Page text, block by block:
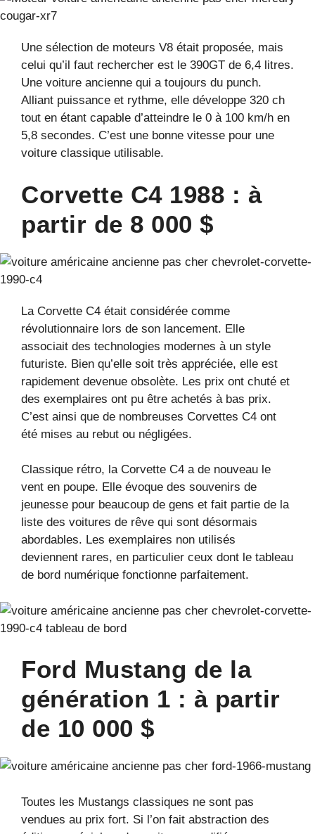
Une sélection de moteurs V8 était proposée, mais
celui qu’il faut rechercher est le 390GT de 6,4 litres.
Une voiture ancienne qui a toujours du punch.
Alliant puissance et rythme, elle développe 320 ch
tout en étant capable d’atteindre le 0 à 100 km/h en
5,8 secondes. C’est une bonne vitesse pour une
voiture classique utilisable.
Corvette C4 1988 : à
partir de 8 000 $
La Corvette C4 était considérée comme
révolutionnaire lors de son lancement. Elle
associait des technologies modernes à un style
futuriste. Bien qu’elle soit très appréciée, elle est
rapidement devenue obsolète. Les prix ont chuté et
des exemplaires ont pu être achetés à bas prix.
C’est ainsi que de nombreuses Corvettes C4 ont
été mises au rebut ou négligées.
Classique rétro, la Corvette C4 a de nouveau le
vent en poupe. Elle évoque des souvenirs de
jeunesse pour beaucoup de gens et fait partie de la
liste des voitures de rêve qui sont désormais
abordables. Les exemplaires non utilisés
deviennent rares, en particulier ceux dont le tableau
de bord numérique fonctionne parfaitement.
Ford Mustang de la
génération 1 : à partir
de 10 000 $
Toutes les Mustangs classiques ne sont pas
vendues au prix fort. Si l’on fait abstraction des